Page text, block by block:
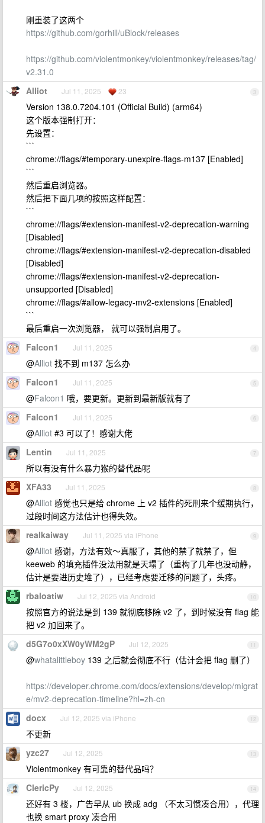
刚重装了这两个
https://github.com/gorhill/uBlock/releases
https://github.com/violentmonkey/violentmonkey/releases/tag/
v2.31.0
3
Alliot Jul 11, 2025 23
Version 138.0.7204.101 (Official Build) (arm64)
这个版本强制打开：
先设置：
```
chrome://flags/#temporary-unexpire-flags-m137 [Enabled]
```
然后重启浏览器。
然后把下面几项的按照这样配置：
```
chrome://flags/#extension-manifest-v2-deprecation-warning
[Disabled]
chrome://flags/#extension-manifest-v2-deprecation-disabled
[Disabled]
chrome://flags/#extension-manifest-v2-deprecation-
unsupported [Disabled]
chrome://flags/#allow-legacy-mv2-extensions [Enabled]
```
最后重启一次浏览器， 就可以强制启用了。
4
Falcon1 Jul 11, 2025
@Alliot 找不到 m137 怎么办
5
Falcon1 Jul 11, 2025
@Falcon1 哦，要更新。更新到最新版就有了
6
Falcon1 Jul 11, 2025
@Alliot #3 可以了！感谢大佬
7
Lentin Jul 11, 2025
所以有没有什么暴力猴的替代品呢
8
XFA33 Jul 11, 2025
@Alliot 感觉也只是给 chrome 上 v2 插件的死刑来个缓期执行，
过段时间这方法估计也得失效。
9
realkaiway Jul 11, 2025 via iPhone
@Alliot 感谢，方法有效～真服了，其他的禁了就禁了，但
keeweb 的填充插件没法用就是天塌了（重构了几年也没动静，
估计是要进历史堆了），已经考虑要迁移的问题了，头疼。
10
rbaloatiw Jul 12, 2025 via Android
按照官方的说法是到 139 就彻底移除 v2 了，到时候没有 flag 能
把 v2 加回来了。
11
d5G7o0xXW0yWM2gP Jul 12, 2025
@whatalittleboy 139 之后就会彻底不行（估计会把 flag 删了）
https://developer.chrome.com/docs/extensions/develop/migrat
e/mv2-deprecation-timeline?hl=zh-cn
12
docx Jul 12, 2025 via iPhone
不更新
13
yzc27 Jul 12, 2025
Violentmonkey 有可靠的替代品吗？
14
ClericPy Jul 12, 2025
还好有 3 楼，广告早从 ub 换成 adg （不太习惯凑合用），代理
也换 smart proxy 凑合用